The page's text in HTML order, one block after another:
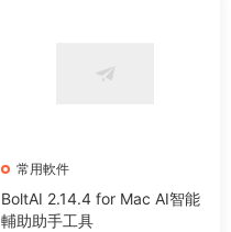
常用軟件
BoltAI 2.14.4 for Mac AI智能
輔助助手工具